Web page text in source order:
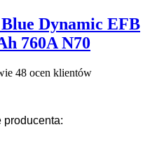
Dynamic EFB
760A N70
48 ocen klientów
producenta: